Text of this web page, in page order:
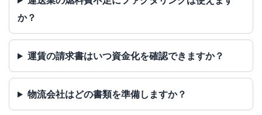
か？
運賃の請求書はいつ資金化を確認できますか？
物流会社はどの書類を準備しますか？